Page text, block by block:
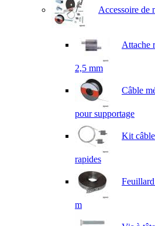
Accessoire de
Attache
2,5 mm
Câble
pour supportage
Kit
rapides
m